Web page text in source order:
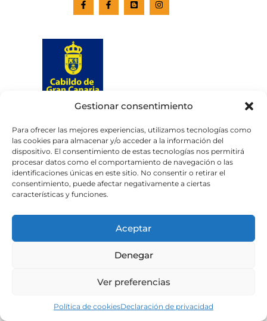
Gestionar consentimiento
Para ofrecer las mejores experiencias, utilizamos tecnologías como
las cookies para almacenar y/o acceder a la información del
dispositivo. El consentimiento de estas tecnologías nos permitirá
procesar datos como el comportamiento de navegación o las
identificaciones únicas en este sitio. No consentir o retirar el
consentimiento, puede afectar negativamente a ciertas
características y funciones.
Aceptar
Denegar
Ver preferencias
Política de cookiesDeclaración de privacidad
Aviso legalPolítica de privacidad
Política de cookies
Portal de transparencia